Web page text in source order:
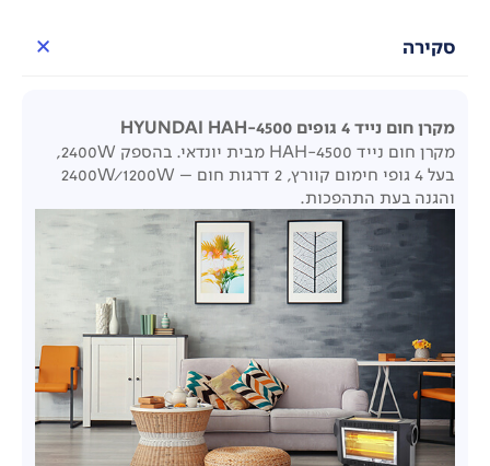
סקירה
מקרן חום נייד 4 גופים HYUNDAI HAH-4500
מקרן חום נייד HAH-4500 מבית יונדאי. בהספק 2400W,
בעל 4 גופי חימום קוורץ,2 דרגות חום – 2400 W/1200W
והגנה בעת התהפכות.